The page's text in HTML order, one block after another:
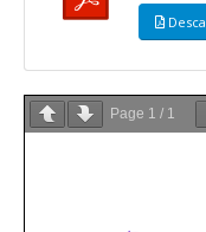
Page 1 / 1